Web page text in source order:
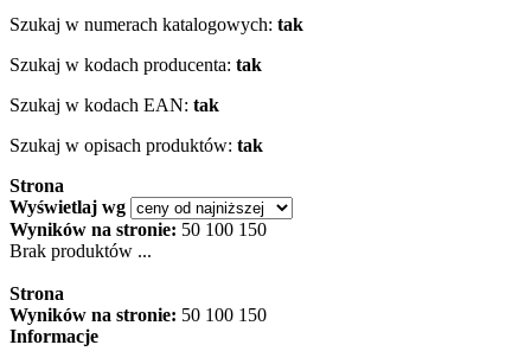
Szukaj w numerach katalogowych: tak
Szukaj w kodach producenta: tak
Szukaj w kodach EAN: tak
Szukaj w opisach produktów: tak
Strona
Wyświetlaj wg
Wyników na stronie: 50 100 150
Brak produktów ...
Strona
Wyników na stronie: 50 100 150
Informacje